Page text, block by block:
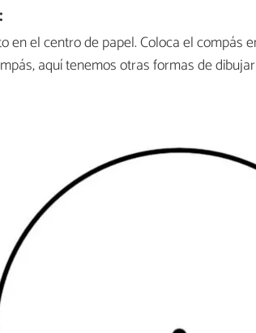
en el centro de papel. Coloca el compás
aquí tenemos otras formas de